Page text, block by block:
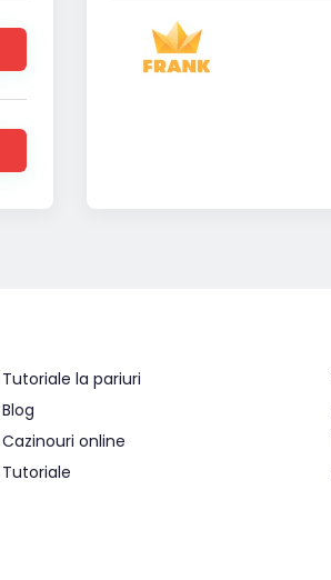
Tutoriale la pariuri
Blog
Cazinouri online
Tutoriale